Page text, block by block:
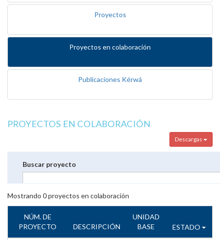
Proyectos
Proyectos en colaboración
Publicaciones Kérwá
PROYECTOS EN COLABORACIÓN
Descargas
Buscar proyecto
Mostrando 0proyectos en colaboración
NÚM. DE
PROYECTO
DESCRIPCIÓN
UNIDAD
BASE
ESTADO